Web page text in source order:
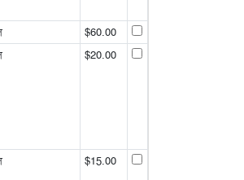
$60.00
$20.00
$15.00